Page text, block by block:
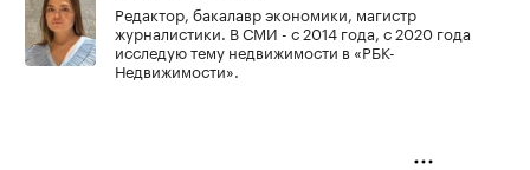
Редактор, бакалавр экономики, магистр
журналистики. В СМИ - с 2014 года, с 2020 года
исследую тему недвижимости в «РБК-
Недвижимости».